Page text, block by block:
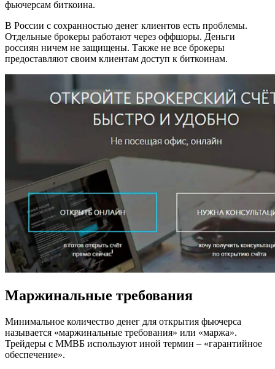
фьючерсам биткоина.
В России с сохранностью денег клиентов есть проблемы.
Отдельные брокеры работают через оффшоры. Деньги
россиян ничем не защищены. Также не все брокеры
предоставляют своим клиентам доступ к биткоинам.
Маржинальные требования
Минимальное количество денег для открытия фьючерса
называется «маржинальные требования» или «маржа».
Трейдеры с ММВБ используют иной термин – «гарантийное
обеспечение».